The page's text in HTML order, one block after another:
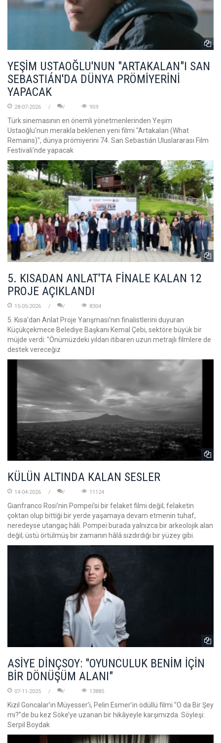
YEŞİM USTAOĞLU'NUN "ARTAKALAN"I SAN
SEBASTIÁN'DA DÜNYA PRÖMİYERİNİ
YAPACAK
28-07-2026 959
Türk sinemasının en önemli yönetmenlerinden Yeşim
Ustaoğlu'nun merakla beklenen yeni filmi "Artakalan (What
Remains)", dünya prömiyerini 74. San Sebastián Uluslararası Film
Festivali'nde yapacak
5. KISADAN ANLAT'TA FİNALE KALAN 12
PROJE AÇIKLANDI
15-05-2026 8304
5. Kısa’dan Anlat Proje Yarışması’nın finalistlerini duyuran
Küçükçekmece Belediye Başkanı Kemal Çebi, sektöre büyük bir
müjde verdi: "Önümüzdeki yıldan itibaren uzun metrajlı filmlere de
destek vereceğiz
KÜLÜN ALTINDA KALAN SESLER
14-04-2026 11124
Gianfranco Rosi’nin Pompei’si bir felaket filmi değil; felaketin
çoktan olup bittiği bir yerde yaşamaya devam etmenin tuhaf,
neredeyse utangaç hâli. Pompei burada yalnızca bir arkeolojik alan
değil; üstü örtülmüş bir zamanın hâlâ sızdırdığı bir yüzey gibi.
ASİYE DİNÇSOY: "OYUNCULUK BENİM İÇİN
BİR DÖNÜŞÜM ALANI"
07-11-2025 13885
Kızıl Goncalar’ın Müyesser’i, Pelin Esmer’in ödüllü filmi “O da Bir Şey
mi?”de bu kez Söke’ye uzanan bir hikâyeyle karşımızda. Söyleşi:
Serpil Boydak